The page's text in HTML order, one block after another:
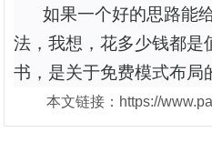
如果一个好的思路能
法，我想，花多少钱都是
书，是关于免费模式布局
本文链接：https://